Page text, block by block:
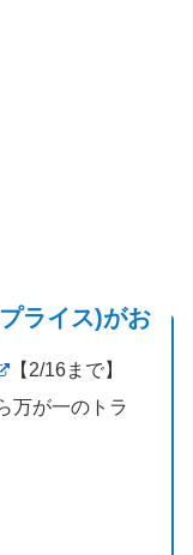
ライス)がお
【2/16まで】
万が一のトラ